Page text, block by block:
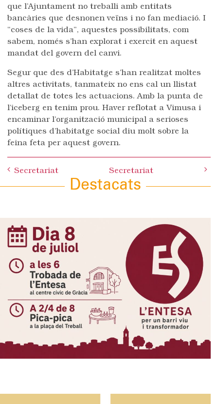
que l’Ajuntament no treballi amb entitats
bancàries que desnonen veïns i no fan mediació. I
“coses de la vida”, aquestes possibilitats, com
sabem, només s’han explorat i exercit en aquest
mandat del govern del canvi.
Segur que des d’Habitatge s’han realitzat moltes
altres activitats, tanmateix no ens cal un llistat
detallat de totes les actuacions. Amb la punta de
l’iceberg en tenim prou. Haver reflotat a Vimusa i
encaminar l’organització municipal a serioses
polítiques d’habitatge social diu molt sobre la
feina feta per aquest govern.
navigation
Secretariat Secretariat
Destacats